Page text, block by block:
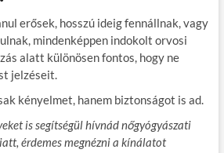
erősek, hosszú ideig fennállnak, vagy
mindenképpen indokolt orvosi
alatt különösen fontos, hogy ne
jelzéseit.
kényelmet, hanem biztonságot is ad.
is segítségül hívnád nőgyógyászati
érdemes megnézni a kínálatot